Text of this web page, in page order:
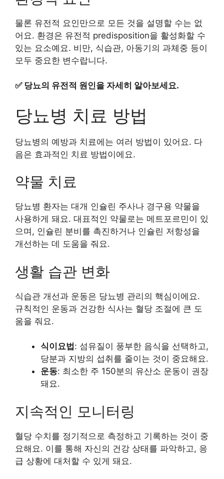
물론 유전적 요인만으로 모든 것을 설명할 수는 없
어요. 환경은 유전적 predisposition을 활성화할 수
있는 요소예요. 비만, 식습관, 아동기의 과체중 등이
모두 중요한 변수랍니다.
✅ 당뇨의 유전적 원인을 자세히 알아보세요.
당뇨병 치료 방법
당뇨병의 예방과 치료에는 여러 방법이 있어요. 다
음은 효과적인 치료 방법이에요.
약물 치료
당뇨병 환자는 대개 인슐린 주사나 경구용 약물을
사용하게 돼요. 대표적인 약물로는 메트포르민이 있
으며, 인슐린 분비를 촉진하거나 인슐린 저항성을
개선하는 데 도움을 줘요.
생활 습관 변화
식습관 개선과 운동은 당뇨병 관리의 핵심이에요.
규칙적인 운동과 건강한 식사는 혈당 조절에 큰 도
움을 줘요.
식이요법 : 섬유질이 풍부한 음식을 선택하고,
당분과 지방의 섭취를 줄이는 것이 중요해요.
운동: 최소한 주 150분의 유산소 운동이 권장
돼요.
지속적인 모니터링
혈당 수치를 정기적으로 측정하고 기록하는 것이 중
요해요. 이를 통해 자신의 건강 상태를 파악하고, 응
급 상황에 대처할 수 있게 돼요.